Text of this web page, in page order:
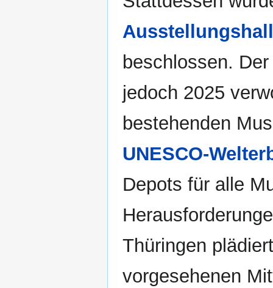
beschlossen.
jedoch 2025
bestehenden
UNESCO-
Depots für alle
Thüringen
vorgesehenen